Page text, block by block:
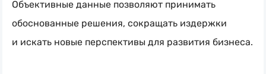
Объективные данные позволяют принимать
обоснованные решения, сокращать издержки
и искать новые перспективы для развития бизнеса.